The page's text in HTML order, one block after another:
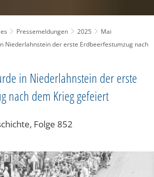
Pressemeldungen 2025
Mai
Niederlahnstein der erste Erdbeerfestumzug nach
in Niederlahnstein der erste
nach dem Krieg gefeiert
Folge 852